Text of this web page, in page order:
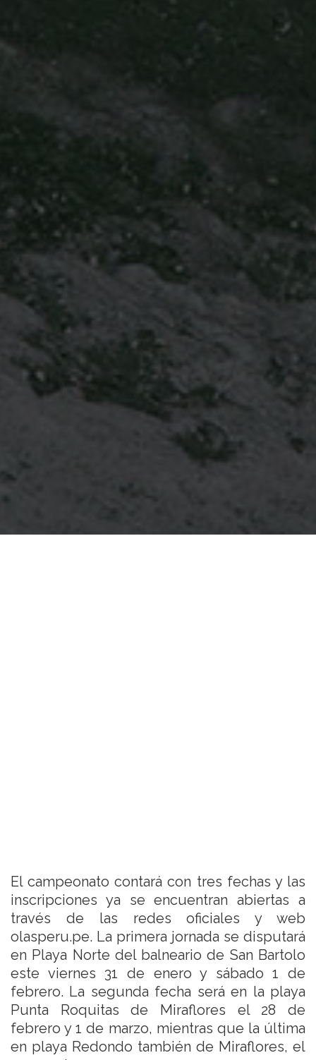
El campeonato contará con tres fechas y las
inscripciones ya se encuentran abiertas a
través de las redes oficiales y web
olasperu.pe. La primera jornada se disputará
en Playa Norte del balneario de San Bartolo
este viernes 31 de enero y sábado 1 de
febrero. La segunda fecha será en la playa
Punta Roquitas de Miraflores el 28 de
febrero y 1 de marzo, mientras que la última
en playa Redondo también de Miraflores, el